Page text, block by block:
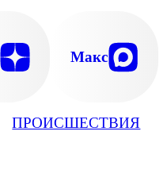
ПРОИСШЕСТВИЯ
Макс